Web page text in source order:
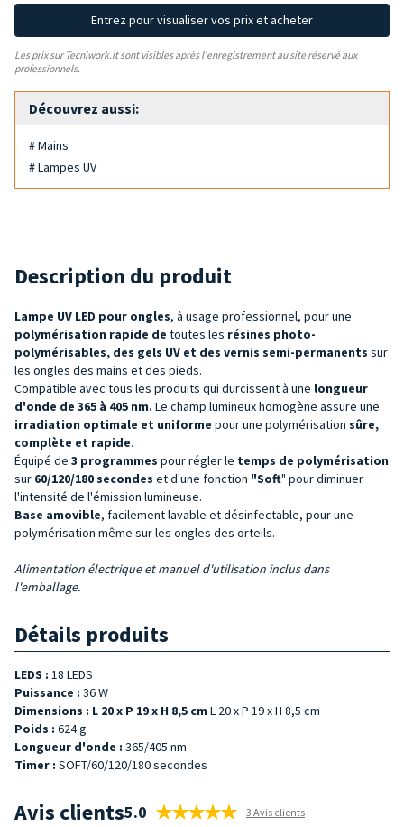
Entrez pour visualiser vos prix et acheter
Les prix sur Tecniwork.it sont visibles après l'enregistrement au site réservé aux
professionnels.
Découvrez aussi:
# Mains
# Lampes UV
Description du produit
Lampe UV LED pour ongles, à usage professionnel, pour une
polymérisation rapide de toutes les résines photo-
polymérisables, des gels UV et des vernis semi-permanents sur
les ongles des mains et des pieds.
Compatible avec tous les produits qui durcissent à une longueur
d'onde de 365 à 405 nm. Le champ lumineux homogène assure une
irradiation optimale et uniforme pour une polymérisation sûre,
complète et rapide.
Équipé de 3 programmes pour régler le temps de polymérisation
sur 60/120/180 secondes et d'une fonction "Soft" pour diminuer
l'intensité de l'émission lumineuse.
Base amovible, facilement lavable et désinfectable, pour une
polymérisation même sur les ongles des orteils.
Alimentation électrique et manuel d'utilisation inclus dans
l'emballage.
Détails produits
LEDS : 18 LEDS
Puissance : 36 W
Dimensions : L 20 x P 19 x H 8,5 cm L 20 x P 19 x H 8,5 cm
Poids : 624 g
Longueur d'onde : 365/405 nm
Timer : SOFT/60/120/180 secondes
Avis clients5.0 3 Avis clients